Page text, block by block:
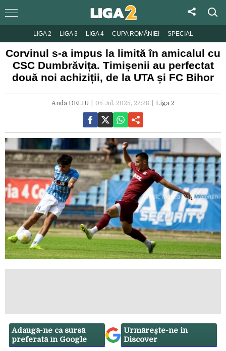
LIGA 2 LIGA 3 LIGA 4 CUPA ROMÂNIEI SPECIAL
Corvinul s-a impus la limită în amicalul cu
CSC Dumbrăvița. Timișenii au perfectat
două noi achiziții, de la UTA și FC Bihor
Anda DELIU 05 Jul. 2025, 22:28 Liga 2
Adaugă-ne ca sursă
preferată în Google
Urmărește-ne in
Discover